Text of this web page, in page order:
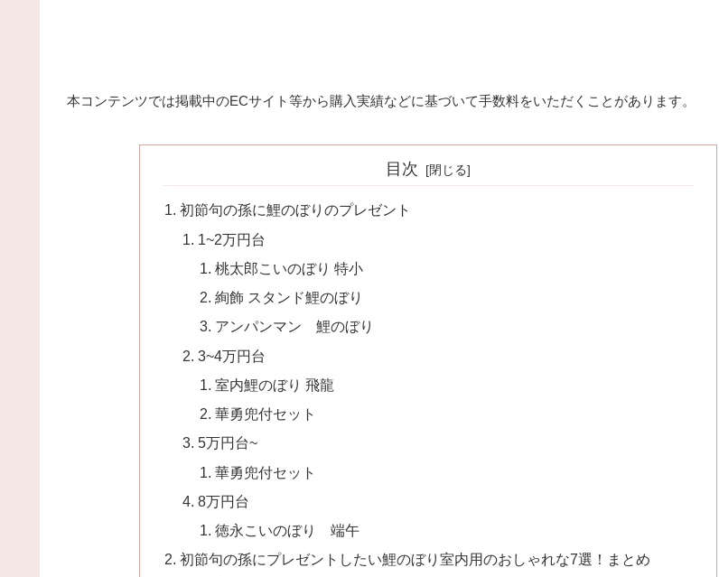
本コンテンツでは掲載中のECサイト等から購入実績などに基づいて手数料をいただくことがあります。
目次
初節句の孫に鯉のぼりのプレゼント
1~2万円台
桃太郎こいのぼり 特小
絢飾 スタンド鯉のぼり
アンパンマン 鯉のぼり
3~4万円台
室内鯉のぼり 飛龍
華勇兜付セット
5万円台~
華勇兜付セット
8万円台
徳永こいのぼり 端午
初節句の孫にプレゼントしたい鯉のぼり室内用のおしゃれな7選！まとめ